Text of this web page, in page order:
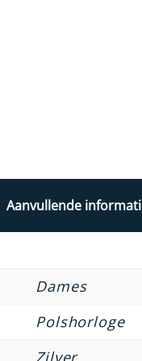
Aanvullende
Dames
Polshorloge
Zilver